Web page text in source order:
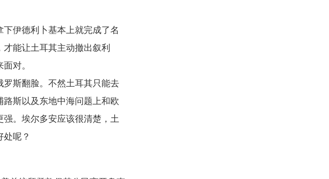
伊德利卜基本上就完成了名
能让土耳其主动撤出叙利
对。
斯翻脸。不然土耳其只能去
斯以及东地中海问题上和欧
。埃尔多安应该很清楚，土
呢？